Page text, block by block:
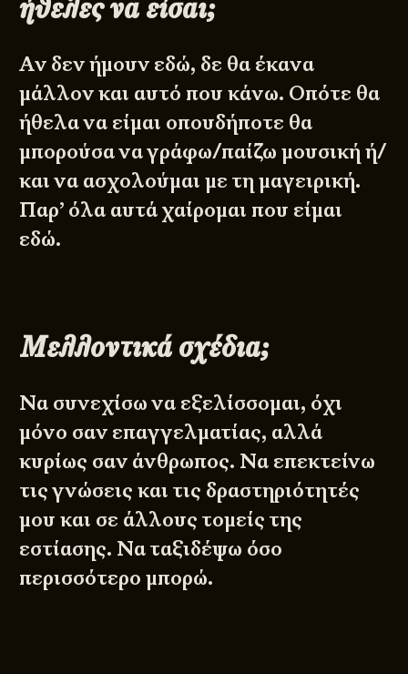
Αν δεν ήμουν εδώ, δε θα έκανα
μάλλον και αυτό που κάνω. Οπότε θα
ήθελα να είμαι οπουδήποτε θα
μπορούσα να γράφω/παίζω μουσική ή/
και να ασχολούμαι με τη μαγειρική.
Παρ’ όλα αυτά χαίρομαι που είμαι
εδώ.
Μελλοντικά σχέδια;
Να συνεχίσω να εξελίσσομαι, όχι
μόνο σαν επαγγελματίας, αλλά
κυρίως σαν άνθρωπος. Να επεκτείνω
τις γνώσεις και τις δραστηριότητές
μου και σε άλλους τομείς της
εστίασης. Να ταξιδέψω όσο
περισσότερο μπορώ.